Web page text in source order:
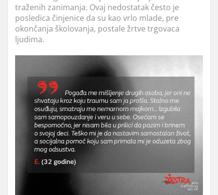
traženih zanimanja. Ovaj nedostatak često je
posledica činjenice da su kao vrlo mlade, pre
okončanja školovanja, postale žrtve trgovaca
ljudima.